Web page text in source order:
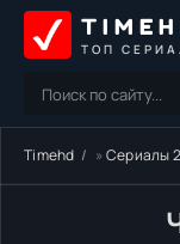
ТОП
Timehd »Сериалы